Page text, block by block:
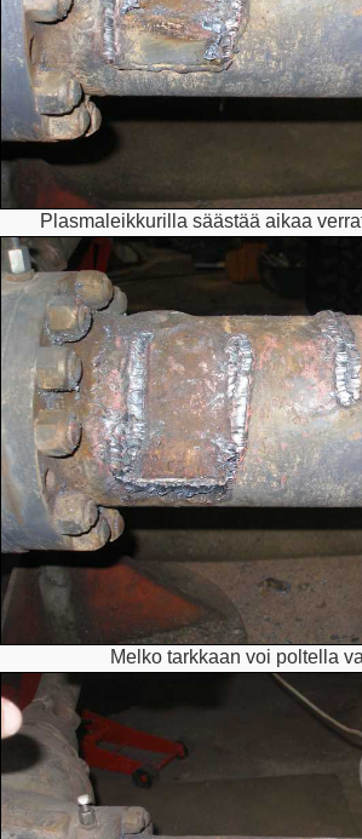
Plasmaleikkurilla säästää aikaa
Melko tarkkaan voi poltella